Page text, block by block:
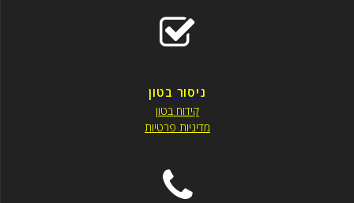
ניסור בטון
קידוח בטון
מדיניות פרטיות